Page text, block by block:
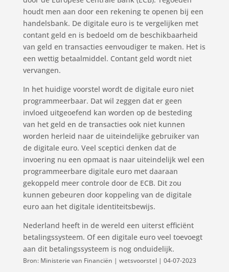
houdt men aan door een rekening te openen bij een
handelsbank. De digitale euro is te vergelijken met
contant geld en is bedoeld om de beschikbaarheid
van geld en transacties eenvoudiger te maken. Het is
een wettig betaalmiddel. Contant geld wordt niet
vervangen.
In het huidige voorstel wordt de digitale euro niet
programmeerbaar. Dat wil zeggen dat er geen
invloed uitgeoefend kan worden op de besteding
van het geld en de transacties ook niet kunnen
worden herleid naar de uiteindelijke gebruiker van
de digitale euro. Veel sceptici denken dat de
invoering nu een opmaat is naar uiteindelijk wel een
programmeerbare digitale euro met daaraan
gekoppeld meer controle door de ECB. Dit zou
kunnen gebeuren door koppeling van de digitale
euro aan het digitale identiteitsbewijs.
Nederland heeft in de wereld een uiterst efficiënt
betalingssysteem. Of een digitale euro veel toevoegt
aan dit betalingssysteem is nog onduidelijk.
Bron: Ministerie van Financiën | wetsvoorstel | 04-07-2023